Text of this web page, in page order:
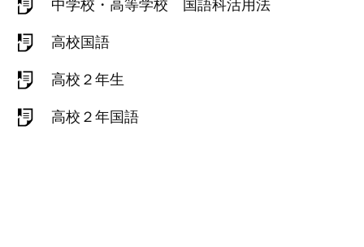
中学校・高等学校 国語科活用法
高校国語
高校２年生
高校２年国語